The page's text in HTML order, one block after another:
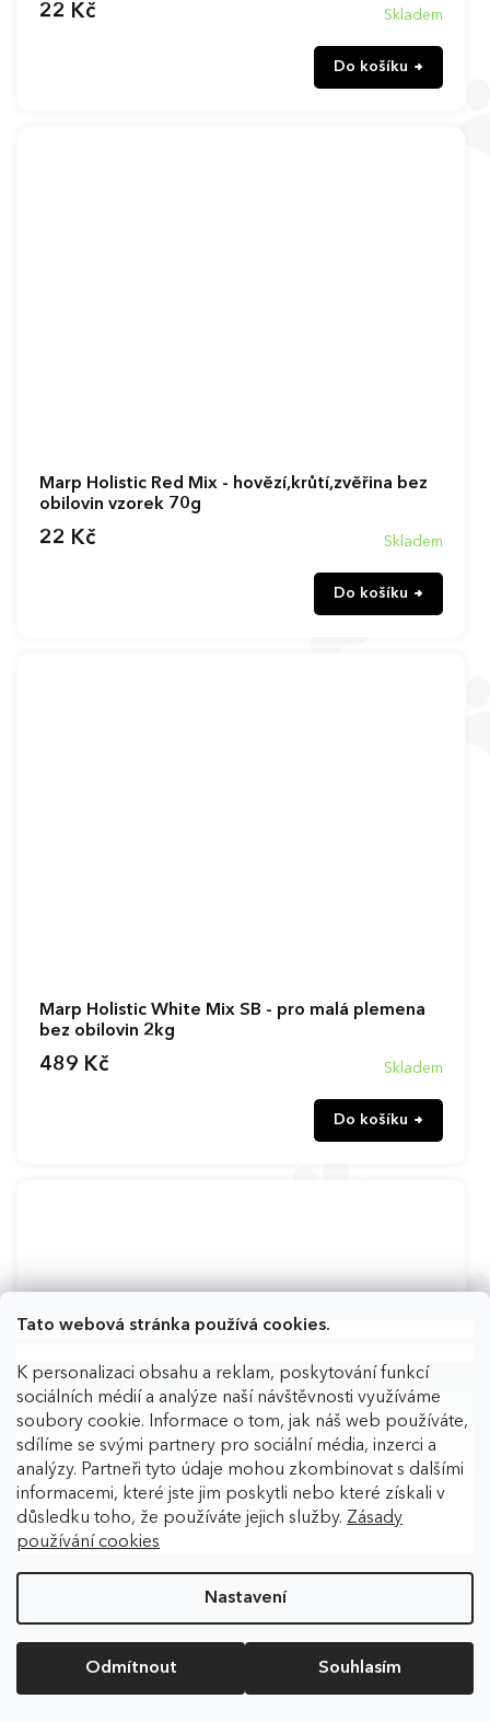
Tato webová stránka používá cookies.
K personalizaci obsahu a reklam, poskytování funkcí
sociálních médií a analýze naší návštěvnosti využíváme
soubory cookie. Informace o tom, jak náš web používáte,
sdílíme se svými partnery pro sociální média, inzerci a
analýzy. Partneři tyto údaje mohou zkombinovat s dalšími
informacemi, které jste jim poskytli nebo které získali v
důsledku toho, že používáte jejich služby. Zásady
používání cookies
Nastavení
Odmítnout Souhlasím
Skladem
22 Kč
Do košíku
Marp Holistic Red Mix - hovězí,krůtí,zvěřina bez
obilovin vzorek 70g
Skladem
22 Kč
Do košíku
Marp Holistic White Mix SB - pro malá plemena
bez obilovin 2kg
Skladem
489 Kč
Do košíku
Marp Holistic White Mix SB - pro malá plemena
Do košíku